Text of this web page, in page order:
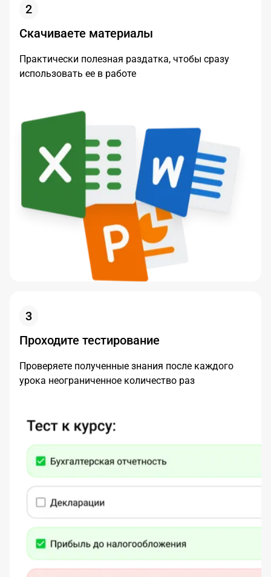
2
Скачиваете материалы
Практически полезная раздатка, чтобы сразу
использовать ее в работе
3
Проходите тестирование
Проверяете полученные знания после каждого
урока неограниченное количество раз